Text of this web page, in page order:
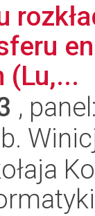
(Lu,...
,